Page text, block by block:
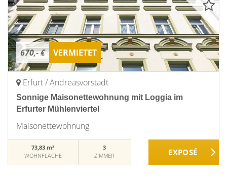
670,- € VERMIETET
Erfurt / Andreasvorstadt
Sonnige Maisonettewohnung mit Loggia im
Erfurter Mühlenviertel
Maisonettewohnung
73,83 m²
WOHNFLÄCHE
3
ZIMMER